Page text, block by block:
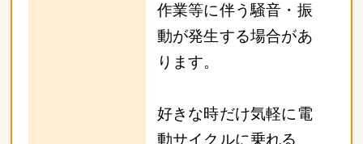
作業等に伴う騒音・振
動が発生する場合があ
ります。
好きな時だけ気軽に電
動サイクルに乗れる